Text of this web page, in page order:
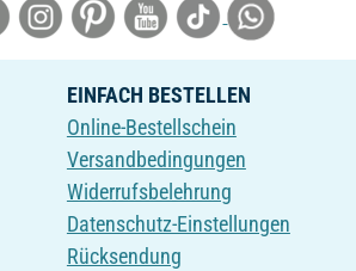
EINFACH BESTELLEN
Online-Bestellschein
Versandbedingungen
Widerrufsbelehrung
Datenschutz-Einstellungen
Rücksendung